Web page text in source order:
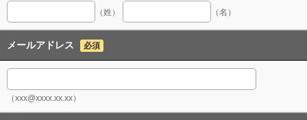
（姓） （名）
メールアドレス 必須
（xxx@xxxx.xx.xx）